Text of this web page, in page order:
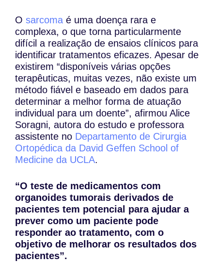
Osarcoma é uma doença rara e
complexa, o que torna particularmente
difícil a realização de ensaios clínicos para
identificar tratamentos eficazes. Apesar de
existirem “disponíveis várias opções
terapêuticas, muitas vezes, não existe um
método fiável e baseado em dados para
determinar a melhor forma de atuação
individual para um doente”, afirmou Alice
Soragni, autora do estudo e professora
assistente no Departamento de Cirurgia
Ortopédica da David Geffen School of
Medicine da UCLA.
“O teste de medicamentos com
organoides tumorais derivados de
pacientes tem potencial para ajudar a
prever como um paciente pode
responder ao tratamento, com o
objetivo de melhorar os resultados dos
pacientes”.